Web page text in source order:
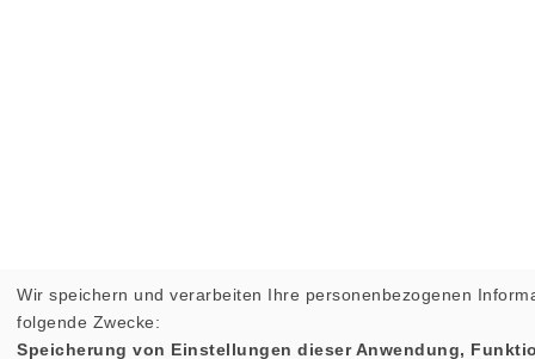
Wir speichern und verarbeiten Ihre personenbezogenen
folgende Zwecke:
Speicherung von Einstellungen dieser Anwendung,